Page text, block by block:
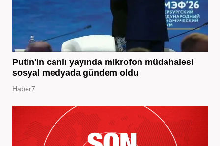
Putin'in canlı yayında mikrofon müdahalesi
sosyal medyada gündem oldu
Haber7